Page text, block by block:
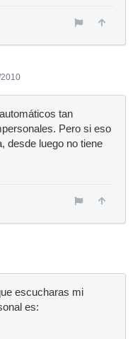
tan
Pero si eso
desde luego no tiene
escucharas mi
es: